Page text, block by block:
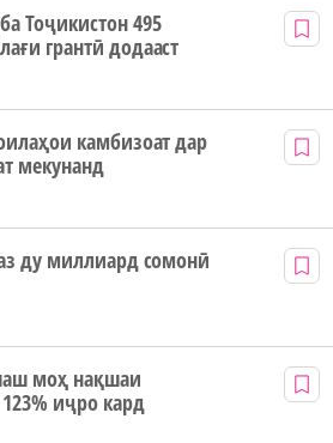
Тоҷикистон 495
грантӣ додааст
камбизоат дар
мекунанд
ду миллиард сомонӣ
моҳ нақшаи
иҷро кард